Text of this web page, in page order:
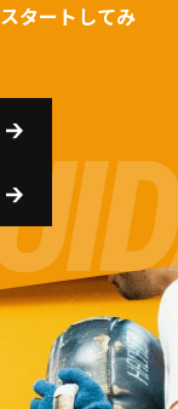
タートしてみ